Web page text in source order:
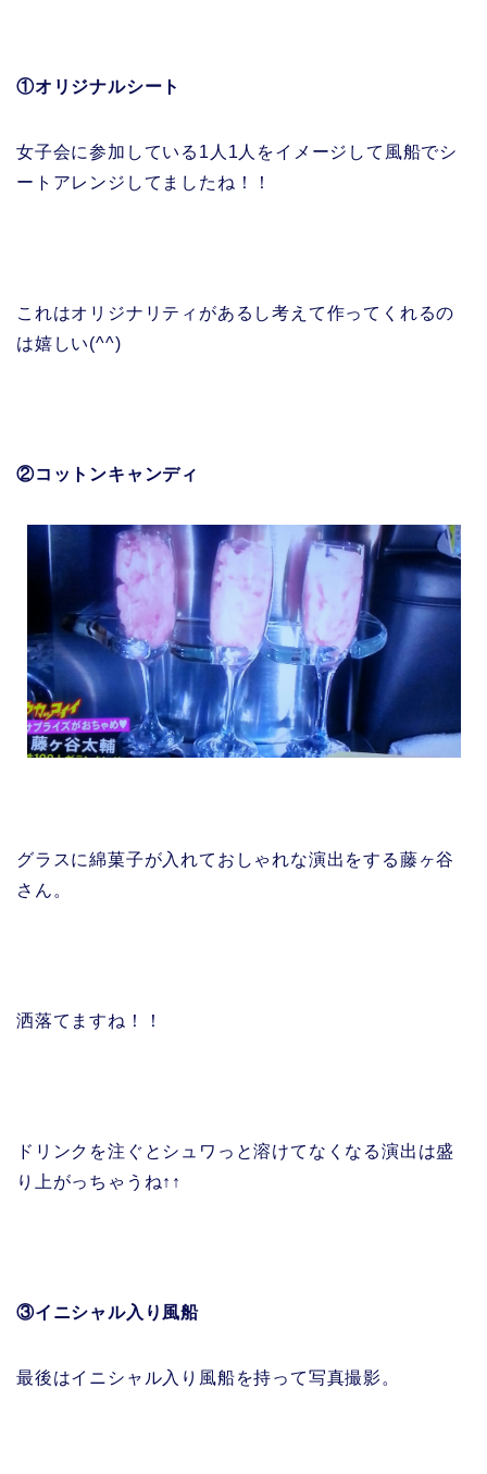
①オリジナルシート
女子会に参加している1人1人をイメージして風船でシ
ートアレンジしてましたね！！
これはオリジナリティがあるし考えて作ってくれるの
は嬉しい(^^)
②コットンキャンディ
グラスに綿菓子が入れておしゃれな演出をする藤ヶ谷
さん。
洒落てますね！！
ドリンクを注ぐとシュワっと溶けてなくなる演出は盛
り上がっちゃうね↑↑
③イニシャル入り風船
最後はイニシャル入り風船を持って写真撮影。